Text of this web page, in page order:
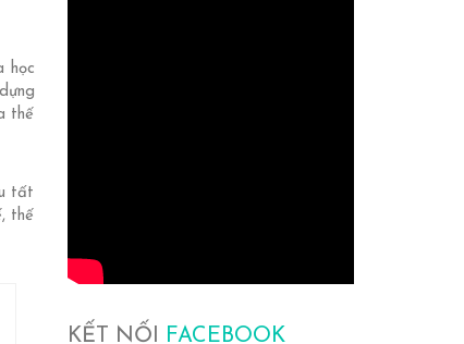
học
thế
tất
thế
KẾT NỐI FACEBOOK